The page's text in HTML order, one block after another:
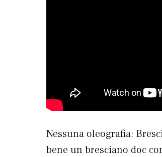
Nessuna oleografia:
bene un bresciano doc